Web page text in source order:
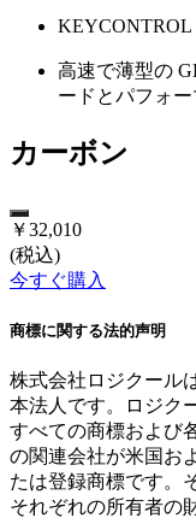
高速で薄型の
ードとパフォー
カーボン
￥32,010
(税込)
今すぐ購入
商標に関する法的声明
株式会社ロジクール
本法人です。ロジク
すべての商標および
の関連会社が米国お
たは登録商標です。
それぞれの所有者の